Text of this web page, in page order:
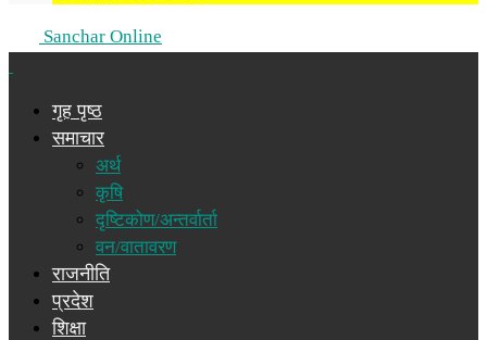
Sanchar Online
गृह पृष्ठ
समाचार
अर्थ
कृषि
दृष्टिकोण/अन्तर्वार्ता
वन/वातावरण
राजनीति
प्रदेश
शिक्षा